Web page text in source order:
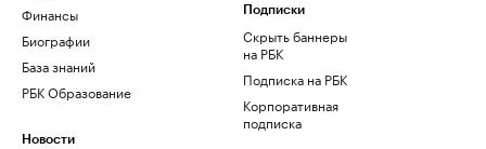
Финансы
Биографии
База знаний
РБК Образование
Новости
Подписки
Скрыть баннеры
на РБК
Подписка на РБК
Корпоративная
подписка